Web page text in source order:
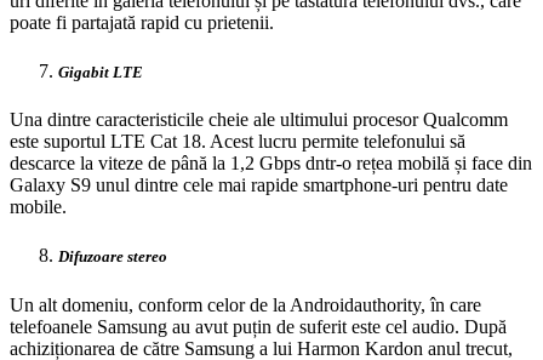
poate fi partajată rapid cu prietenii.
Gigabit LTE
Una dintre caracteristicile cheie ale ultimului procesor Qualcomm
este suportul LTE Cat 18. Acest lucru permite telefonului să
descarce la viteze de până la 1,2 Gbps dntr-o rețea mobilă și face din
Galaxy S9 unul dintre cele mai rapide smartphone-uri pentru date
mobile.
Difuzoare stereo
Un alt domeniu, conform celor de la Androidauthority, în care
telefoanele Samsung au avut puțin de suferit este cel audio. După
achiziționarea de către Samsung a lui Harmon Kardon anul trecut,